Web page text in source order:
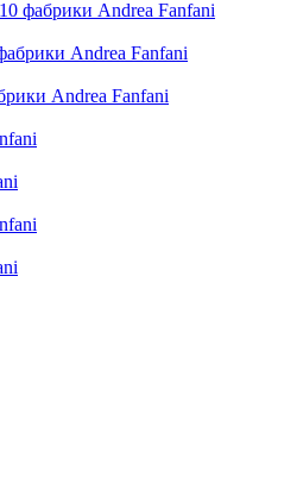
фабрики Andrea Fanfani
Andrea Fanfani